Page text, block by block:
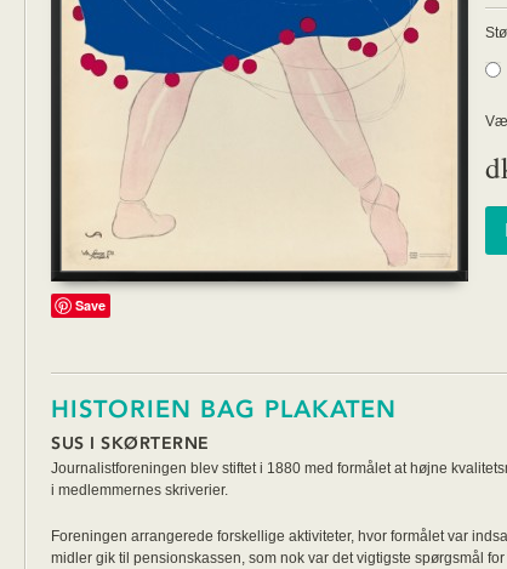
Save
HISTORIEN BAG PLAKATEN
SUS I SKØRTERNE
Journalistforeningen blev stiftet i 1880 med formålet at højne
i medlemmernes skriverier.
Foreningen arrangerede forskellige aktiviteter, hvor formålet var
midler gik til pensionskassen, som nok var det vigtigste spørgsmål for